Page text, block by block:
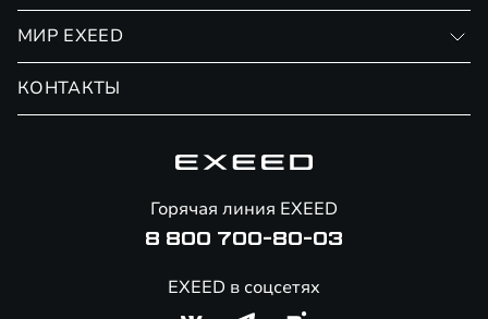
Страхование
Сервис
Помощь на дорогах
Специальные предложения
МИР EXEED
КОНТАКТЫ
Горячая линия EXEED
8 800 700-80-03
EXEED в соцсетях